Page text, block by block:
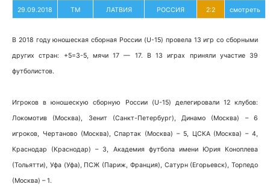
29.09.2018 ТМ ЛАТВИЯ РОССИЯ 2:2 смотреть
В 2018 году юношеская сборная России (U-15) провела 13 игр со сборными
других стран: +5=3-5, мячи 17 — 17. В 13 играх приняли участие 39
футболистов.
Игроков в юношескую сборную России (U-15) делегировали 12 клубов:
Локомотив (Москва), Зенит (Санкт-Петербург), Динамо (Москва) – 6
игроков, Чертаново (Москва), Спартак (Москва) – 5, ЦСКА (Москва) – 4,
Краснодар (Краснодар) – 3, Академия футбола имени Юрия Коноплева
(Тольятти), Уфа (Уфа), ПСЖ (Париж, Франция), Сатурн (Егорьевск), Торпедо
(Москва) – 1.